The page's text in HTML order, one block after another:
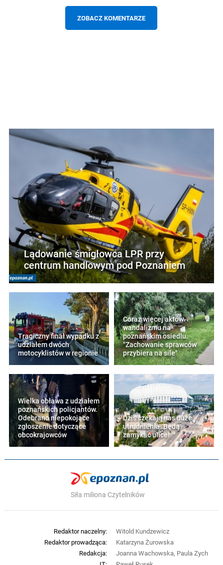
ZOBACZ KOMENTARZE
Lądowanie śmigłowca LPR przy
centrum handlowym pod Poznaniem
Tragiczny finał wypadku z
udziałem dwóch
motocyklistów w regionie
Coraz więcej aktów
wandalizmu na
poznańskim osiedlu.
"Zachowanie sprawców
przybiera na sile"
Wielka obława z udziałem
poznańskich policjantów.
Odebrano niepokojące
zgłoszenie dotyczące
obcokrajowców
Dziś czekają nas duże
utrudnienia. Będą
zamykać ulice!
Siła miliona Czytelników
Redaktor naczelny:
Witold Kundzewicz
Redaktor prowadząca:
Katarzyna Żurowska
Redakcja:
Joanna Wachowska, Paula Zych